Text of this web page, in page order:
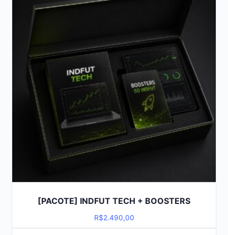
[PACOTE] INDFUT TECH + BOOSTERS
R$2.490,00